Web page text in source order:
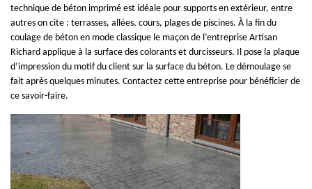
technique de béton imprimé est idéale pour supports en extérieur, entre
autres on cite : terrasses, allées, cours, plages de piscines. À la fin du
coulage de béton en mode classique le maçon de l’entreprise Artisan
Richard applique à la surface des colorants et durcisseurs. Il pose la plaque
d’impression du motif du client sur la surface du béton. Le démoulage se
fait après quelques minutes. Contactez cette entreprise pour bénéficier de
ce savoir-faire.